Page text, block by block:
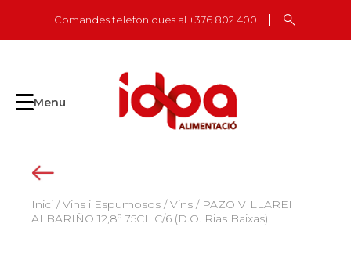
content
Comandes telefòniques al +376 802 400
Menu
Inici /Vins i Espumosos /Vins / PAZO VILLAREI
ALBARIÑO 12,8º 75CL C/6 (D.O. Rias Baixas)